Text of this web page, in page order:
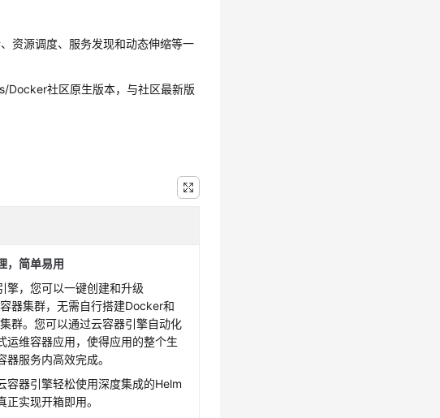
资源调度、服务发现和动态伸缩等一
Docker社区原生版本，与社区最新版
，简单易用
擎，您可以一键创建和升级
器集群，无需自行搭建Docker和
群。您可以通过云容器引擎自动化
运维容器应用，使得应用的整个生
器服务内高效完成。
容器引擎轻松使用深度集成的Helm
正实现开箱即用。